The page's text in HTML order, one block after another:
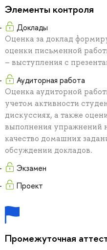
Элементы контроля
Доклады
Оценка за доклад
оценки письменной
– выступления с
Аудиторная работа
Оценка аудиторной
учетом активности
дискуссиях, а также
выполнения упражнений
качество домашних
обсуждении докладов.
Экзамен
Проект
Промежуточная